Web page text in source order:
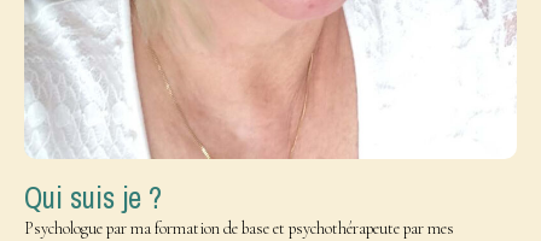
Qui suis je ?
Psychologue par ma formation de base et psychothérapeute par mes